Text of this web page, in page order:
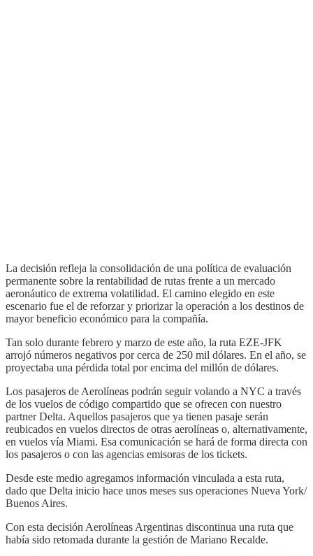
La decisión refleja la consolidación de una política de evaluación
permanente sobre la rentabilidad de rutas frente a un mercado
aeronáutico de extrema volatilidad. El camino elegido en este
escenario fue el de reforzar y priorizar la operación a los destinos de
mayor beneficio económico para la compañía.
Tan solo durante febrero y marzo de este año, la ruta EZE-JFK
arrojó números negativos por cerca de 250 mil dólares. En el año, se
proyectaba una pérdida total por encima del millón de dólares.
Los pasajeros de Aerolíneas podrán seguir volando a NYC a través
de los vuelos de código compartido que se ofrecen con nuestro
partner Delta. Aquellos pasajeros que ya tienen pasaje serán
reubicados en vuelos directos de otras aerolíneas o, alternativamente,
en vuelos vía Miami. Esa comunicación se hará de forma directa con
los pasajeros o con las agencias emisoras de los tickets.
Desde este medio agregamos información vinculada a esta ruta,
dado que Delta inicio hace unos meses sus operaciones Nueva York/
Buenos Aires.
Con esta decisión Aerolíneas Argentinas discontinua una ruta que
había sido retomada durante la gestión de Mariano Recalde.